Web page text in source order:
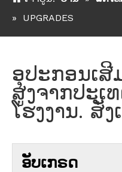
»
UPGRADES
ອຸປະກອນເ
ສູງຈາກປະເ
ໂຮງງານ. ສັ່ງ
ອັບເກຣດ